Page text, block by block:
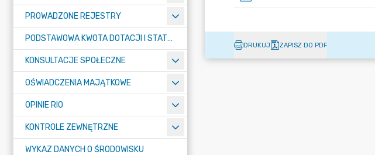
PROWADZONE REJESTRY
PODSTAWOWA KWOTA DOTACJI I STATYSTYCZNA LICZBA UCZNIÓW
KONSULTACJE SPOŁECZNE
OŚWIADCZENIA MAJĄTKOWE
OPINIE RIO
KONTROLE ZEWNĘTRZNE
WYKAZ DANYCH O ŚRODOWISKU
DRUKUJ ZAPISZ DO PDF